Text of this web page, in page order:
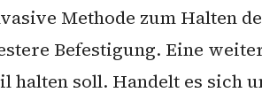
Methode zum Halten
Befestigung. Eine
halten soll. Handelt es sich